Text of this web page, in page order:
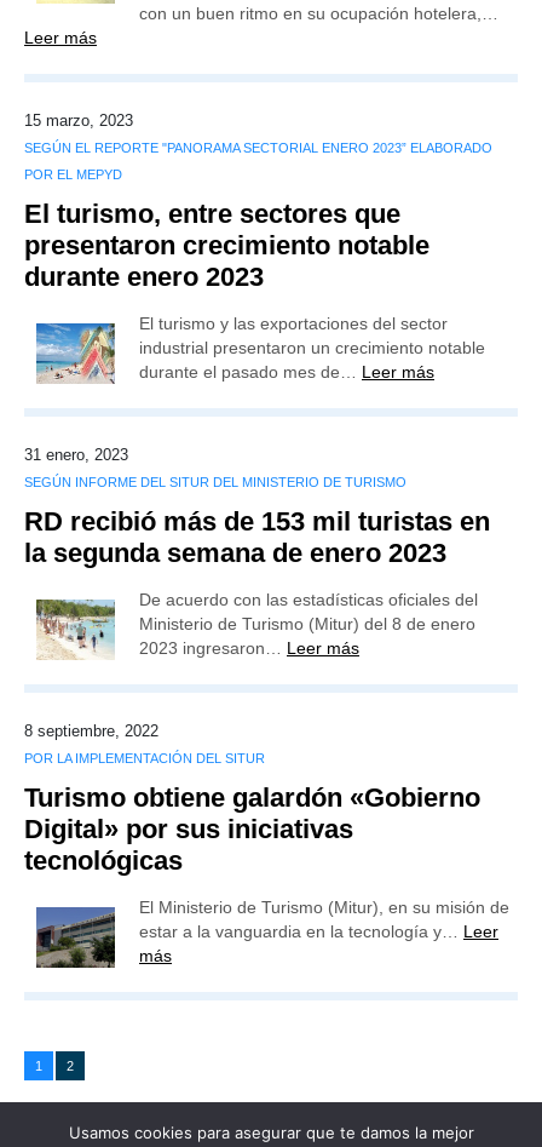
con un buen ritmo en su ocupación hotelera,…
Leer más
15 marzo, 2023
SEGÚN EL REPORTE "PANORAMA SECTORIAL ENERO 2023” ELABORADO
POR EL MEPYD
El turismo, entre sectores que
presentaron crecimiento notable
durante enero 2023
El turismo y las exportaciones del sector
industrial presentaron un crecimiento notable
durante el pasado mes de… Leer más
31 enero, 2023
SEGÚN INFORME DEL SITUR DEL MINISTERIO DE TURISMO
RD recibió más de 153 mil turistas en
la segunda semana de enero 2023
De acuerdo con las estadísticas oficiales del
Ministerio de Turismo (Mitur) del 8 de enero
2023 ingresaron… Leer más
8 septiembre, 2022
POR LA IMPLEMENTACIÓN DEL SITUR
Turismo obtiene galardón «Gobierno
Digital» por sus iniciativas
tecnológicas
El Ministerio de Turismo (Mitur), en su misión de
estar a la vanguardia en la tecnología y… Leer
más
1 2
Usamos cookies para asegurar que te damos la mejor